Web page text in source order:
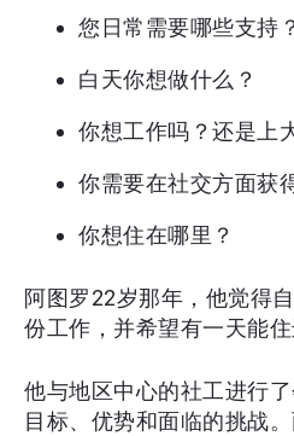
您日常需要哪些支持？
白天你想做什么？
你想工作吗？还是上
你需要在社交方面获
你想住在哪里？
阿图罗22岁那年，他觉得
份工作，并希望有一天能住
他与地区中心的社工进行
目标、优势和面临的挑战